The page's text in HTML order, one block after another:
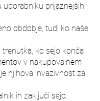
prijaznejših
obdobje, tudi ko naše
ko sejo konča
v nakupovalnem
njihova invazivnost za
in zaključi sejo.